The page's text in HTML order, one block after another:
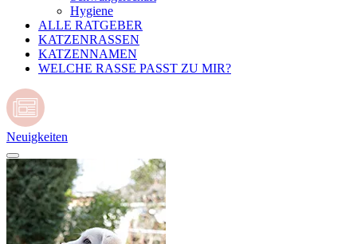
Hygiene
ALLE RATGEBER
KATZENRASSEN
KATZENNAMEN
WELCHE RASSE PASST ZU MIR?
Neuigkeiten